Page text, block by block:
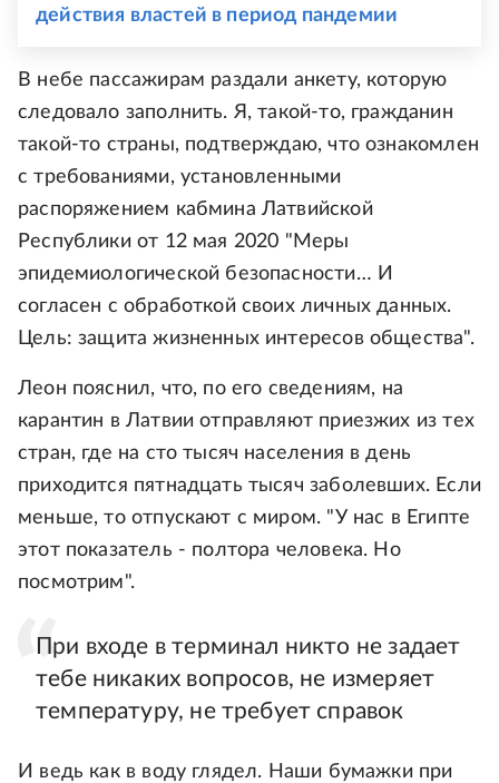
действия властей в период пандемии
В небе пассажирам раздали анкету, которую
следовало заполнить. Я, такой-то, гражданин
такой-то страны, подтверждаю, что ознакомлен
с требованиями, установленными
распоряжением кабмина Латвийской
Республики от 12 мая 2020 "Меры
эпидемиологической безопасности… И
согласен с обработкой своих личных данных.
Цель: защита жизненных интересов общества".
Леон пояснил, что, по его сведениям, на
карантин в Латвии отправляют приезжих из тех
стран, где на сто тысяч населения в день
приходится пятнадцать тысяч заболевших. Если
меньше, то отпускают с миром. "У нас в Египте
этот показатель - полтора человека. Но
посмотрим".
При входе в терминал никто не задает
тебе никаких вопросов, не измеряет
температуру, не требует справок
И ведь как в воду глядел. Наши бумажки при